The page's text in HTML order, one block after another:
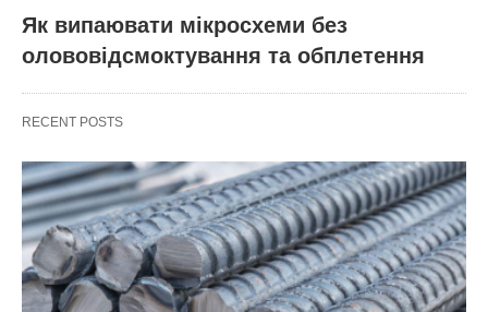
Як випаювати мікросхеми без
олововідсмоктування та обплетення
RECENT POSTS